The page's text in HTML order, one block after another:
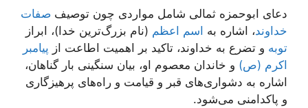
دعای ابوحمزه ثمالی شامل مواردی چون توصیف صفات
خداوند، اشاره به اسم اعظم (نام بزرگ‌ترین خدا)، ابراز
توبه و تضرع به خداوند، تاکید بر اهمیت اطاعت از پیامبر
اکرم (ص) و خاندان معصوم او، بیان سنگینی بار گناهان،
اشاره به دشواری‌های قبر و قیامت و راه‌های پرهیزگاری
و پاکدامنی می‌شود.